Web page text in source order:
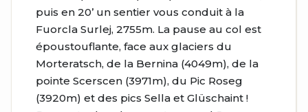
puis en 20’ un sentier vous conduit à la
Fuorcla Surlej, 2755m. La pause au col est
époustouflante, face aux glaciers du
Morteratsch, de la Bernina (4049m), de la
pointe Scerscen (3971m), du Pic Roseg
(3920m) et des pics Sella et Glüschaint !